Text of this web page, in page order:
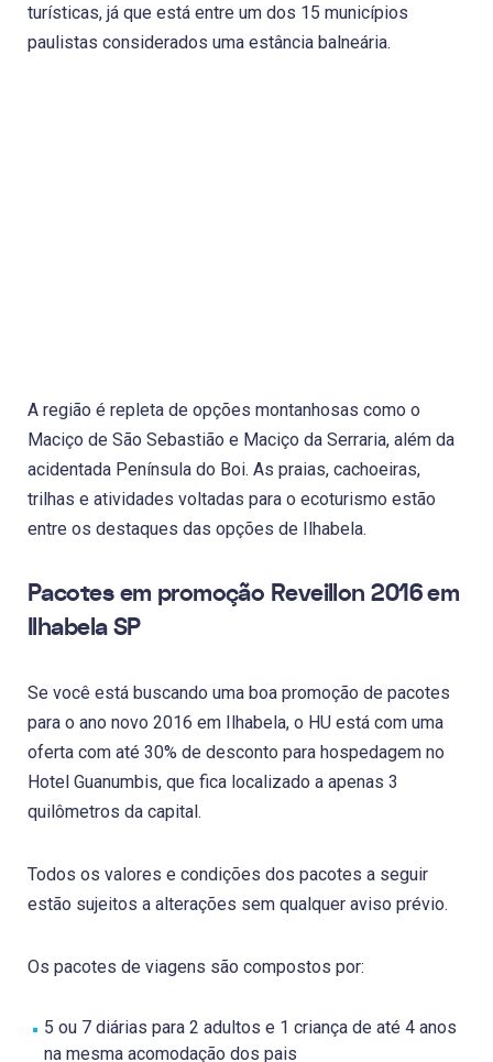
turísticas, já que está entre um dos 15 municípios
paulistas considerados uma estância balneária.
A região é repleta de opções montanhosas como o
Maciço de São Sebastião e Maciço da Serraria, além da
acidentada Península do Boi. As praias, cachoeiras,
trilhas e atividades voltadas para o ecoturismo estão
entre os destaques das opções de Ilhabela.
Pacotes em promoção Reveillon 2016 em
Ilhabela SP
Se você está buscando uma boa promoção de pacotes
para o ano novo 2016 em Ilhabela, o HU está com uma
oferta com até 30% de desconto para hospedagem no
Hotel Guanumbis, que fica localizado a apenas 3
quilômetros da capital.
Todos os valores e condições dos pacotes a seguir
estão sujeitos a alterações sem qualquer aviso prévio.
Os pacotes de viagens são compostos por:
5 ou 7 diárias para 2 adultos e 1 criança de até 4 anos
na mesma acomodação dos pais